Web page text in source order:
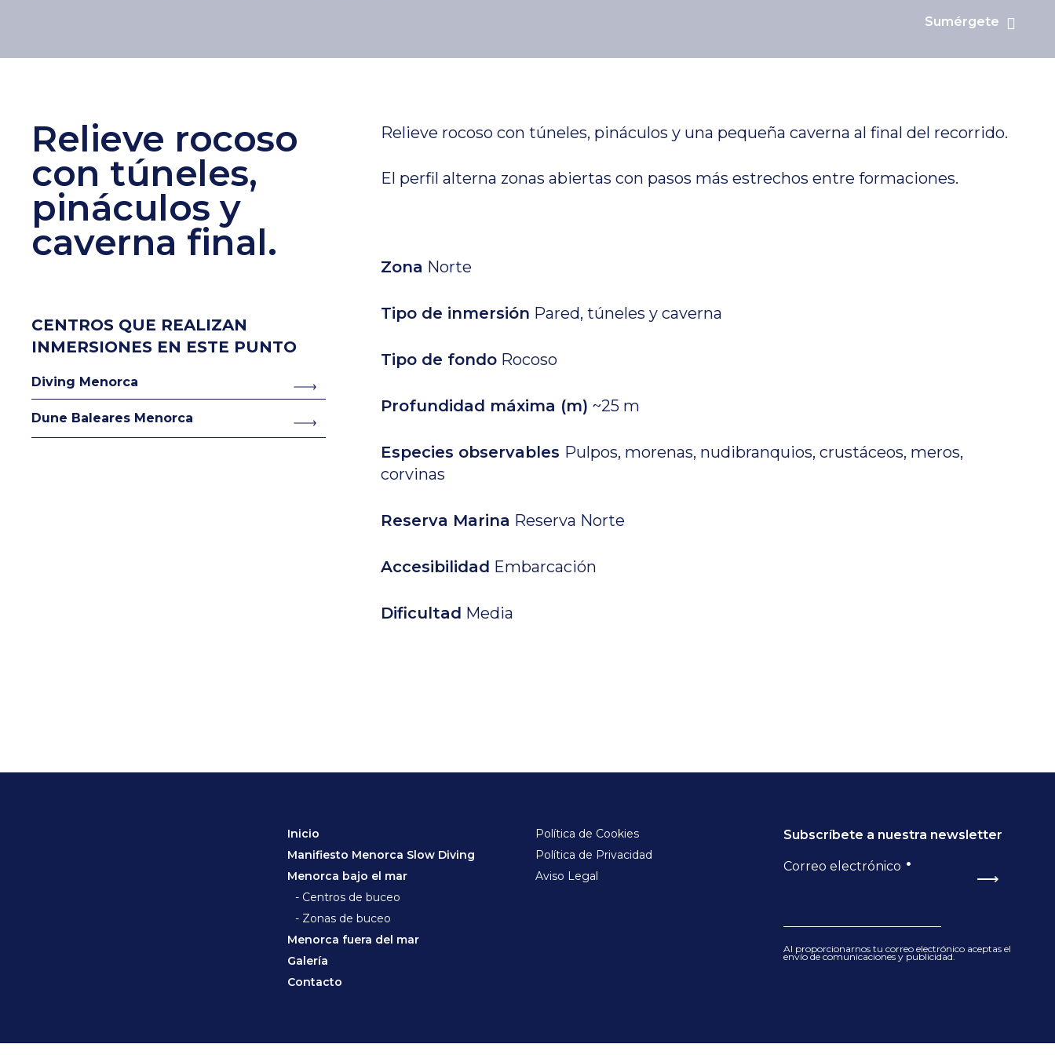
Sumérgete
Relieve rocoso
con túneles,
pináculos y
caverna final.
CENTROS QUE REALIZAN
INMERSIONES EN ESTE PUNTO
Diving Menorca
Dune Baleares Menorca
Relieve rocoso con túneles, pináculos y una pequeña caverna al final del recorrido.
El perfil alterna zonas abiertas con pasos más estrechos entre formaciones.
Zona Norte
Tipo de inmersión Pared, túneles y caverna
Tipo de fondoRocoso
Profundidad máxima (m) ~25 m
Especies observables Pulpos, morenas, nudibranquios, crustáceos, meros,
corvinas
Reserva Marina Reserva Norte
Accesibilidad Embarcación
Dificultad Media
Inicio
Manifiesto Menorca Slow Diving
Menorca bajo el mar
- Centros de buceo
- Zonas de buceo
Menorca fuera del mar
Galería
Contacto
Política de Cookies
Política de Privacidad
Aviso Legal
Subscríbete a nuestra newsletter
Correo electrónico •
⟶
Al proporcionarnos tu correo electrónico aceptas el
envío de comunicaciones y publicidad.